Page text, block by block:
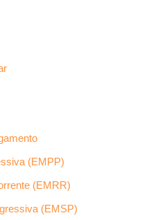
(EMPP)
(EMRR)
(EMSP)